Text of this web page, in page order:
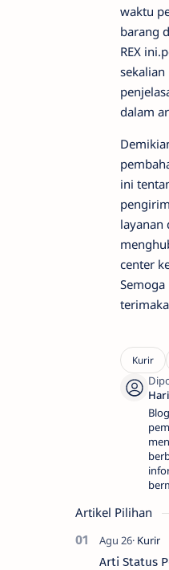
waktu
barang
REX
dalam
ini
layanan
center
Artikel Pilihan
Arti Status